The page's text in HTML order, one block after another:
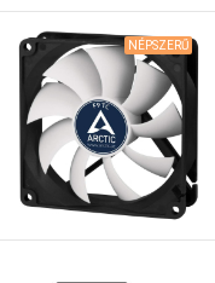
NÉPSZERŰ